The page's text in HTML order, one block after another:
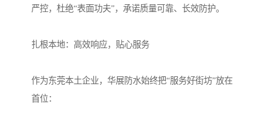
严控，杜绝“表面功夫”，承诺质量可靠、长效防护。
扎根本地：高效响应，贴心服务
作为东莞本土企业，华展防水始终把“服务好街坊”放在
首位：